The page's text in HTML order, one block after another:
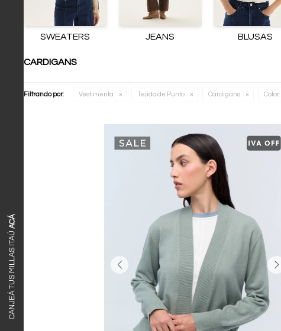
CANJEÁ TUS MILLAS ITAÚ
ACÁ
SWEATERS JEANS BLUSAS
CARDIGANS
Filtrando por: Vestimenta Tejido de Punto Cardigans Color: